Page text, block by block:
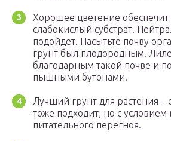
Хорошее цветение
слабокислый субстрат.
подойдет. Насытьте почву
грунт был плодородным.
благодарным такой почве и
пышными бутонами.
Лучший грунт для растения –
тоже подходит, но с условием
питательного перегноя.